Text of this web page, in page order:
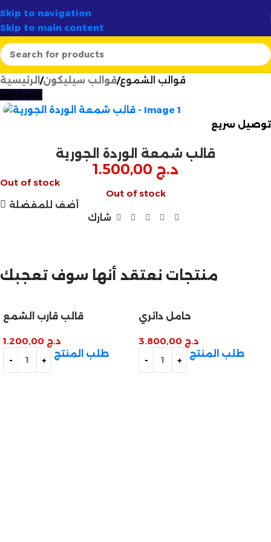
Skip to navigation
Skip to main content
الوجهة الأولى لصناع الشموع في
الرئيسية قوالب سيليكون قوالب الشموع
Sold out
توصيل سريع
قالب شمعة الوردة الجورية
د.ج
Out of stock
Out of stock
أضف للمفضلة
شارك
تخفيضات نهاية السنة
منتجات نعتقد أنها سوف تعجبك
قالب قارب الشمع
د.ج
طلب المنتج
حامل دائري
د.ج
طلب المنتج